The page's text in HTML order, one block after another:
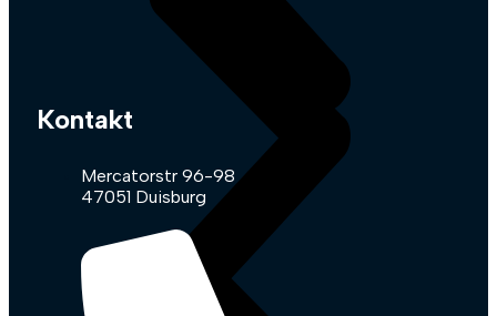
Kontakt
Mercatorstr 96-98
47051 Duisburg